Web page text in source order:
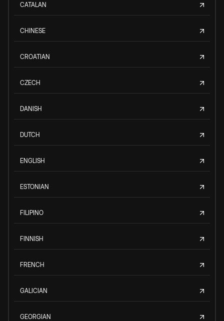
CATALAN
CHINESE
CROATIAN
CZECH
DANISH
DUTCH
ENGLISH
ESTONIAN
FILIPINO
FINNISH
FRENCH
GALICIAN
GEORGIAN